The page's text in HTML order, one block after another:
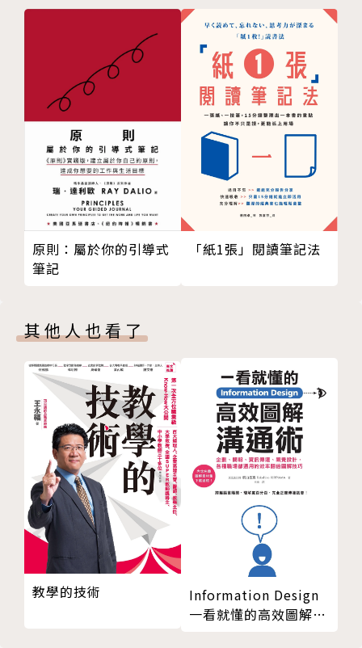
原則：屬於你的引導式
筆記
「紙1張」閱讀筆記法
其他人也看了
教學的技術
Information Design
一看就懂的高效圖解溝